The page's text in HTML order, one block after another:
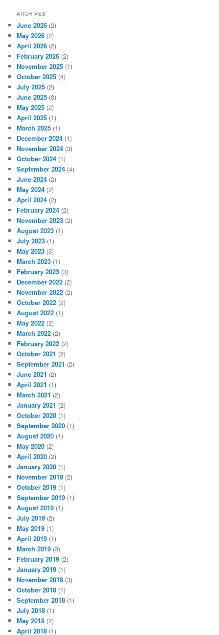
ARCHIVES
June 2026 (2)
May 2026 (2)
April 2026 (2)
February 2026 (2)
November 2025 (1)
October 2025 (4)
July 2025 (2)
June 2025 (3)
May 2025 (2)
April 2025 (1)
March 2025 (1)
December 2024 (1)
November 2024 (3)
October 2024 (1)
September 2024 (4)
June 2024 (2)
May 2024 (2)
April 2024 (2)
February 2024 (2)
November 2023 (2)
August 2023 (1)
July 2023 (1)
May 2023 (3)
March 2023 (1)
February 2023 (3)
December 2022 (2)
November 2022 (2)
October 2022 (2)
August 2022 (1)
May 2022 (2)
March 2022 (2)
February 2022 (2)
October 2021 (2)
September 2021 (2)
June 2021 (2)
April 2021 (1)
March 2021 (2)
January 2021 (2)
October 2020 (1)
September 2020 (1)
August 2020 (1)
May 2020 (2)
April 2020 (2)
January 2020 (1)
November 2019 (2)
October 2019 (1)
September 2019 (1)
August 2019 (1)
July 2019 (2)
May 2019 (1)
April 2019 (1)
March 2019 (3)
February 2019 (2)
January 2019 (1)
November 2018 (3)
October 2018 (1)
September 2018 (1)
July 2018 (1)
May 2018 (2)
April 2018 (1)